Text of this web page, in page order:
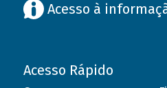
Acesso à
Acesso Rápido